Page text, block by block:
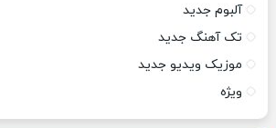
آلبوم جدید
تک آهنگ جدید
موزیک ویدیو جدید
ویژه